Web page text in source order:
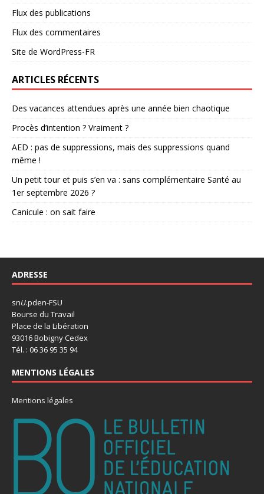
Flux des publications
Flux des commentaires
Site de WordPress-FR
ARTICLES RÉCENTS
Des vacances attendues après une année bien chaotique
Procès d’intention ? Vraiment ?
AED : pas de suppressions, mais des suppressions quand
même !
Un petit tour et puis s’en va : sans complémentaire Santé au
1er septembre 2026 ?
Canicule : on sait faire
ADRESSE
snU.pden-FSU
Bourse du Travail
Place de la Libération
93016 Bobigny Cedex
Tél. : 06 36 95 35 94
MENTIONS LÉGALES
Mentions légales